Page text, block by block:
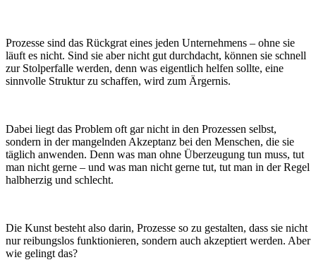
Prozesse sind das Rückgrat eines jeden Unternehmens – ohne sie
läuft es nicht. Sind sie aber nicht gut durchdacht, können sie schnell
zur Stolperfalle werden, denn was eigentlich helfen sollte, eine
sinnvolle Struktur zu schaffen, wird zum Ärgernis.
Dabei liegt das Problem oft gar nicht in den Prozessen selbst,
sondern in der mangelnden Akzeptanz bei den Menschen, die sie
täglich anwenden. Denn was man ohne Überzeugung tun muss, tut
man nicht gerne – und was man nicht gerne tut, tut man in der Regel
halbherzig und schlecht.
Die Kunst besteht also darin, Prozesse so zu gestalten, dass sie nicht
nur reibungslos funktionieren, sondern auch akzeptiert werden. Aber
wie gelingt das?